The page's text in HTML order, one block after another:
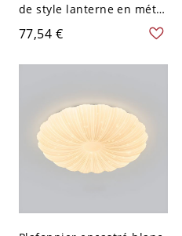
de style lanterne en métal
avec abat-jour en verre
vers le bas - Laiton 110 V-
120 V
77,54 €